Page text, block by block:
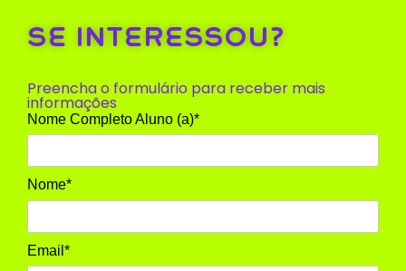
SE INTERESSOU?
Preencha o formulário para receber mais
informações
Nome Completo Aluno (a)*
Nome*
Email*